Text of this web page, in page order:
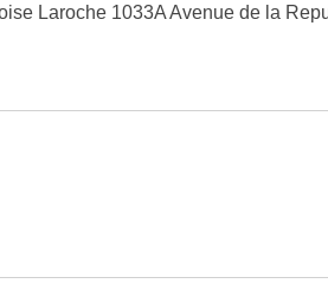
Laroche 1033A Avenue de la